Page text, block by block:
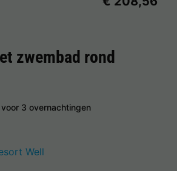
zwembad rond
voor 3 overnachtingen
Well